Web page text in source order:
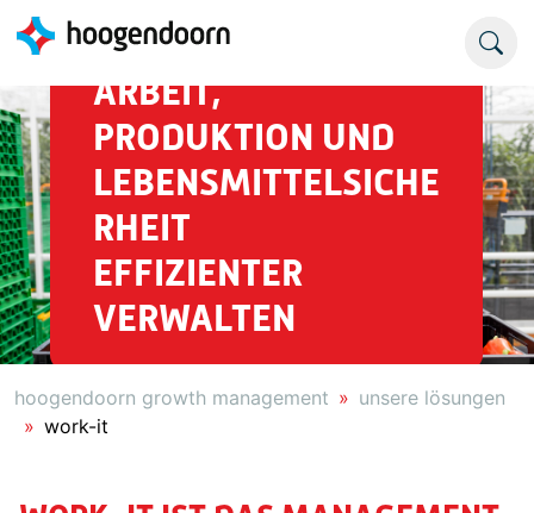
ARBEIT,
PRODUKTION UND
LEBENSMITTELSICHE
RHEIT
EFFIZIENTER
VERWALTEN
hoogendoorn growth management
unsere lösungen
work-it